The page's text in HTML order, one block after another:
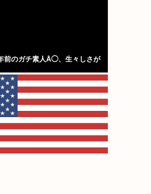
前のガチ素人Å◯、生々しさが